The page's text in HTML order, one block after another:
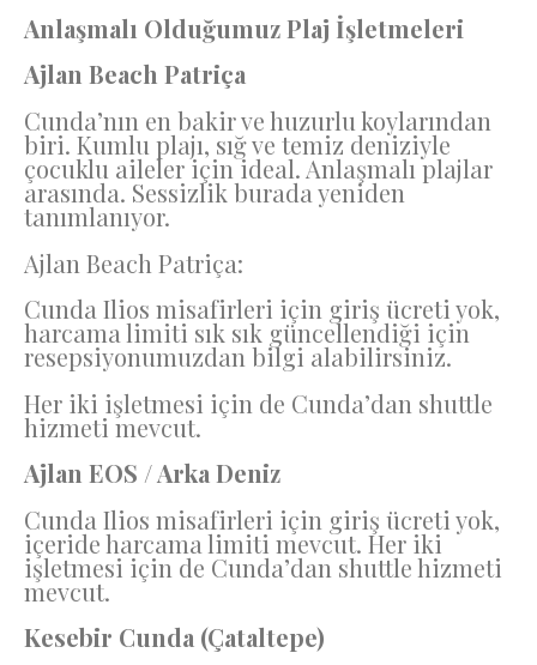
Anlaşmalı Olduğumuz Plaj İşletmeleri
Ajlan Beach Patriça
Cunda’nın en bakir ve huzurlu koylarından
biri. Kumlu plajı, sığ ve temiz deniziyle
çocuklu aileler için ideal. Anlaşmalı plajlar
arasında. Sessizlik burada yeniden
tanımlanıyor.
Ajlan Beach Patriça:
Cunda Ilios misafirleri için giriş ücreti yok,
harcama limiti sık sık güncellendiği için
resepsiyonumuzdan bilgi alabilirsiniz.
Her iki işletmesi için de Cunda’dan shuttle
hizmeti mevcut.
Ajlan EOS / Arka Deniz
Cunda Ilios misafirleri için giriş ücreti yok,
içeride harcama limiti mevcut. Her iki
işletmesi için de Cunda’dan shuttle hizmeti
mevcut.
Kesebir Cunda (Çataltepe)